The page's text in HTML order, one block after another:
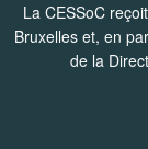
La CESSoC
Bruxelles et, en
de la